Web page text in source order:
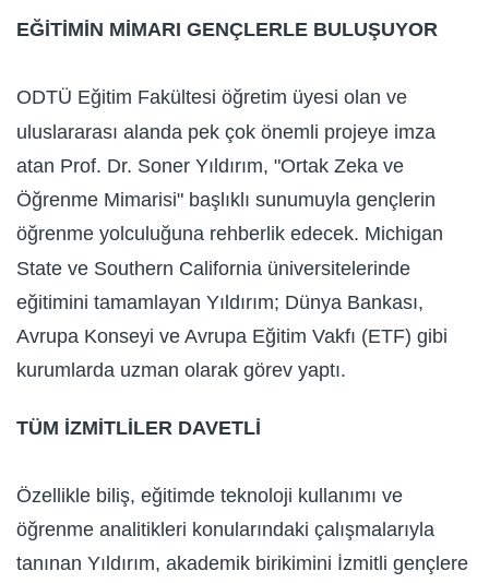
EĞİTİMİN MİMARI GENÇLERLE BULUŞUYOR
ODTÜ Eğitim Fakültesi öğretim üyesi olan ve
uluslararası alanda pek çok önemli projeye imza
atan Prof. Dr. Soner Yıldırım, "Ortak Zeka ve
Öğrenme Mimarisi" başlıklı sunumuyla gençlerin
öğrenme yolculuğuna rehberlik edecek. Michigan
State ve Southern California üniversitelerinde
eğitimini tamamlayan Yıldırım; Dünya Bankası,
Avrupa Konseyi ve Avrupa Eğitim Vakfı (ETF) gibi
kurumlarda uzman olarak görev yaptı.
TÜM İZMİTLİLER DAVETLİ
Özellikle biliş, eğitimde teknoloji kullanımı ve
öğrenme analitikleri konularındaki çalışmalarıyla
tanınan Yıldırım, akademik birikimini İzmitli gençlere